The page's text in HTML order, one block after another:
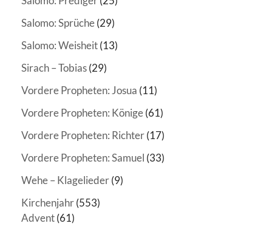
Salomo: Sprüche(29)
Salomo: Weisheit(13)
Sirach – Tobias(29)
Vordere Propheten: Josua (11)
Vordere Propheten: Könige(61)
Vordere Propheten: Richter(17)
Vordere Propheten: Samuel (33)
Wehe – Klagelieder(9)
Kirchenjahr(553)
Advent(61)